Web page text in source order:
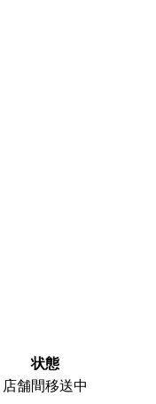
状態
店舗間移送中